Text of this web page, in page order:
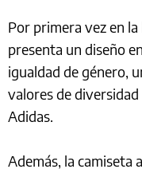
Por primera vez en
presenta un diseño
igualdad de género,
valores de diversidad
Adidas.
Además, la camiseta